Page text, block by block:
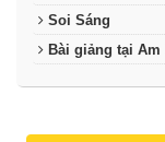
Soi Sáng
Bài giảng tại Am